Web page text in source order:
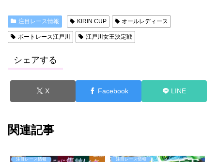
注目レース情報 KIRIN CUP オールレディース
ボートレース江戸川 江戸川女王決定戦
シェアする
X Facebook LINE
関連記事
注目レース情報 注目レース情報